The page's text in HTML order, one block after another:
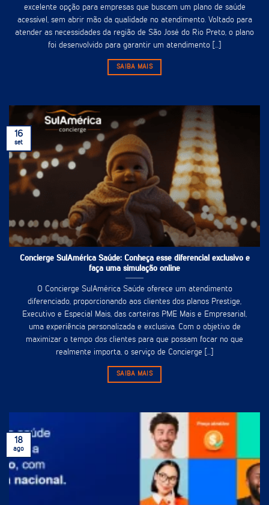
excelente opção para empresas que buscam um plano de saúde
acessível, sem abrir mão da qualidade no atendimento. Voltado para
atender as necessidades da região de São José do Rio Preto, o plano
foi desenvolvido para garantir um atendimento [...]
SAIBA MAIS
Concierge SulAmérica Saúde: Conheça esse diferencial exclusivo e
faça uma simulação online
O Concierge SulAmérica Saúde oferece um atendimento
diferenciado, proporcionando aos clientes dos planos Prestige,
Executivo e Especial Mais, das carteiras PME Mais e Empresarial,
uma experiência personalizada e exclusiva. Com o objetivo de
maximizar o tempo dos clientes para que possam focar no que
realmente importa, o serviço de Concierge [...]
SAIBA MAIS
16
set
18
ago